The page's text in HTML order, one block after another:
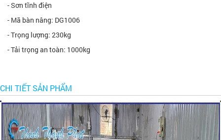
- Sơn tĩnh điện
- Mã bàn nâng: DG1006
- Trọng lượng: 230kg
- Tải trọng an toàn: 1000kg
CHI TIẾT SẢN PHẨM